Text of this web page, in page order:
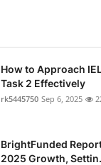
How to Approach
Task 2 Effectively
rk5445750 Sep 6, 2025
BrightFunded
2025 Growth,